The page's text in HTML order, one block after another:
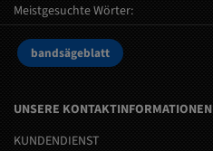
Meistgesuchte Wörter:
bandsägeblatt
UNSERE KONTAKTINFORMATIONEN
KUNDENDIENST